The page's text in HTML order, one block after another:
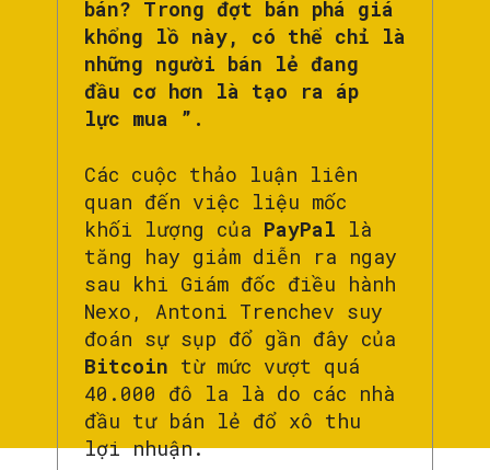
bán? Trong đợt bán phá giá
khổng lồ này, có thể chỉ là
những người bán lẻ đang
đầu cơ hơn là tạo ra áp
lực mua ”.
Các cuộc thảo luận liên
quan đến việc liệu mốc
khối lượng của PayPal là
tăng hay giảm diễn ra ngay
sau khi Giám đốc điều hành
Nexo, Antoni Trenchev suy
đoán sự sụp đổ gần đây của
Bitcoin từ mức vượt quá
40.000 đô la là do các nhà
đầu tư bán lẻ đổ xô thu
lợi nhuận.